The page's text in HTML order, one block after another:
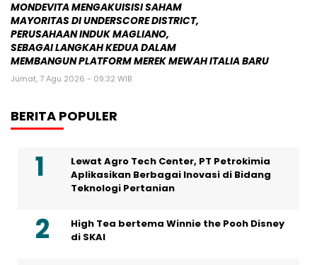
MONDEVITA MENGAKUISISI SAHAM
MAYORITAS DI UNDERSCORE DISTRICT,
PERUSAHAAN INDUK MAGLIANO,
SEBAGAI LANGKAH KEDUA DALAM
MEMBANGUN PLATFORM MEREK MEWAH ITALIA BARU
Jumat, 7 Agu 2026 - 09:32 WIB
BERITA POPULER
Lewat Agro Tech Center, PT Petrokimia
Aplikasikan Berbagai Inovasi di Bidang
Teknologi Pertanian
High Tea bertema Winnie the Pooh Disney
di SKAI